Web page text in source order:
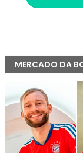
MERCADO DA